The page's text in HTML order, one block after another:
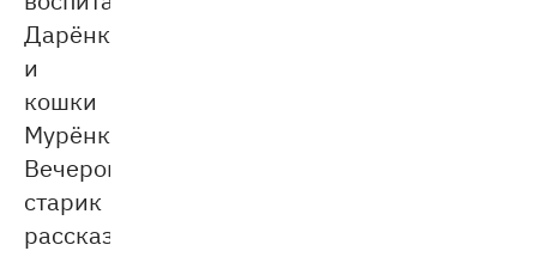
Дарёнки
и
кошки
Мурёнки.
Вечером
старик
рассказывал